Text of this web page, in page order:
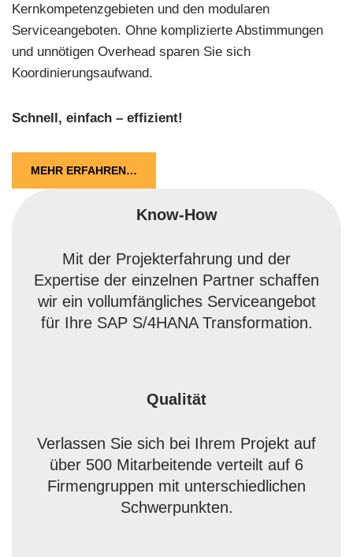
Kernkompetenzgebieten und den modularen
Serviceangeboten. Ohne komplizierte Abstimmungen
und unnötigen Overhead sparen Sie sich
Koordinierungsaufwand.
Schnell, einfach – effizient!
MEHR ERFAHREN…
Know-How
Mit der Projekterfahrung und der
Expertise der einzelnen Partner schaffen
wir ein vollumfängliches Serviceangebot
für Ihre SAP S/4HANA Transformation.
Qualität
Verlassen Sie sich bei Ihrem Projekt auf
über 500 Mitarbeitende verteilt auf 6
Firmengruppen mit unterschiedlichen
Schwerpunkten.